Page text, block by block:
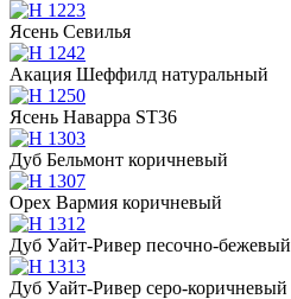
Ясень Севилья
Акация Шеффилд натуральный
Ясень Наварра ST36
Дуб Бельмонт коричневый
Орех Вармия коричневый
Дуб Уайт-Ривер песочно-бежевый
Дуб Уайт-Ривер серо-коричневый